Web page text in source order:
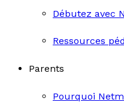
Débutez avec
Ressources
Parents
Pourquoi